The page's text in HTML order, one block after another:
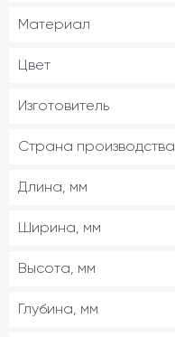
Материал
Цвет
Изготовитель
Страна производства
Длина, мм
Ширина, мм
Высота, мм
Глубина, мм